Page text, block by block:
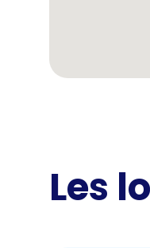
Les